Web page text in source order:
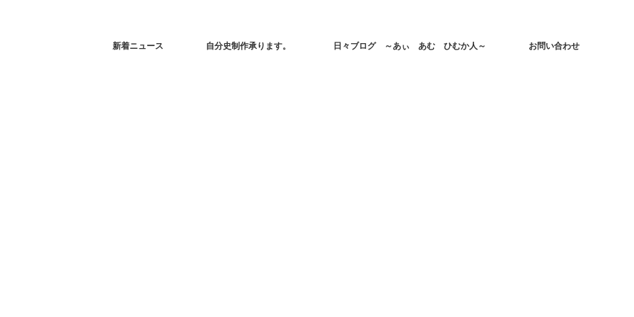
新着ニュース 自分史制作承ります。 日々ブログ ～あぃ あむ ひむか人～ お問い合わせ